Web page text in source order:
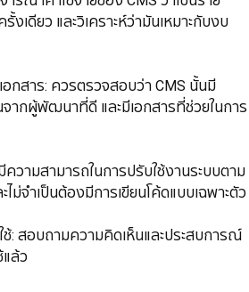
งเดียว และวิเคราะห์ว่ามันเหมาะกับงบ
อกสาร: ควรตรวจสอบว่า CMS นั้นมี
ากผู้พัฒนาที่ดี และมีเอกสารที่ช่วยในการ
วามสามารถในการปรับใช้งานระบบตาม
จำเป็นต้องมีการเขียนโค้ดแบบเฉพาะตัว
: สอบถามความคิดเห็นและประสบการณ์
แล้ว